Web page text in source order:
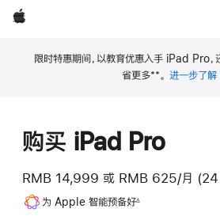
Apple
限时特惠期间，以教育优惠入手 iPad Pro
省更多**。进一步了解
购买 iPad Pro
RMB 14,999 或 RMB 625/月 (24
为 Apple 智能预备好∆